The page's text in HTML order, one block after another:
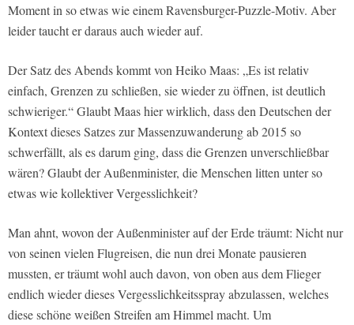
Moment in so etwas wie einem Ravensburger-Puzzle-Motiv. Aber
leider taucht er daraus auch wieder auf.
Der Satz des Abends kommt von Heiko Maas: „Es ist relativ
einfach, Grenzen zu schließen, sie wieder zu öffnen, ist deutlich
schwieriger.“ Glaubt Maas hier wirklich, dass den Deutschen der
Kontext dieses Satzes zur Massenzuwanderung ab 2015 so
schwerfällt, als es darum ging, dass die Grenzen unverschließbar
wären? Glaubt der Außenminister, die Menschen litten unter so
etwas wie kollektiver Vergesslichkeit?
Man ahnt, wovon der Außenminister auf der Erde träumt: Nicht nur
von seinen vielen Flugreisen, die nun drei Monate pausieren
mussten, er träumt wohl auch davon, von oben aus dem Flieger
endlich wieder dieses Vergesslichkeitsspray abzulassen, welches
diese schöne weißen Streifen am Himmel macht. Um